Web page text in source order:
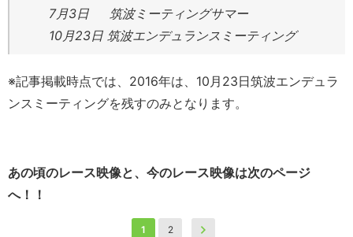
7月3日 筑波ミーティングサマー
10月23日 筑波エンデュランスミーティング
※記事掲載時点では、2016年は、10月23日筑波エンデュラ
ンスミーティングを残すのみとなります。
あの頃のレース映像と、今のレース映像は次のページ
へ！！
1 2